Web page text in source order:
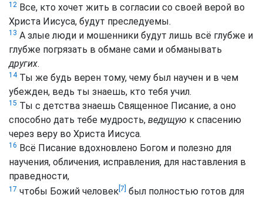
12 Все, кто хочет жить в согласии со своей верой во
Христа Иисуса, будут преследуемы.
13 А злые люди и мошенники будут лишь всё глубже и
глубже погрязать в обмане сами и обманывать
других.
14Ты же будь верен тому, чему был научен и в чем
убежден, ведь ты знаешь, кто тебя учил.
15 Ты с детства знаешь Священное Писание, а оно
способно дать тебе мудрость, ведущую к спасению
через веру во Христа Иисуса.
16 Всё Писание вдохновлено Богом и полезно для
научения, обличения, исправления, для наставления в
праведности,
17 чтобы Божий человек [7] был полностью готов для